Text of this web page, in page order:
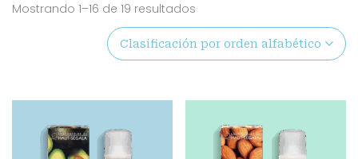
Mostrando 1–16 de 19 resultados